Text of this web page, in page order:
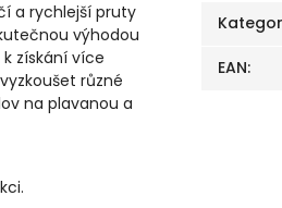
a rychlejší pruty
výhodou
získání více
různé
na plavanou a
EAN: